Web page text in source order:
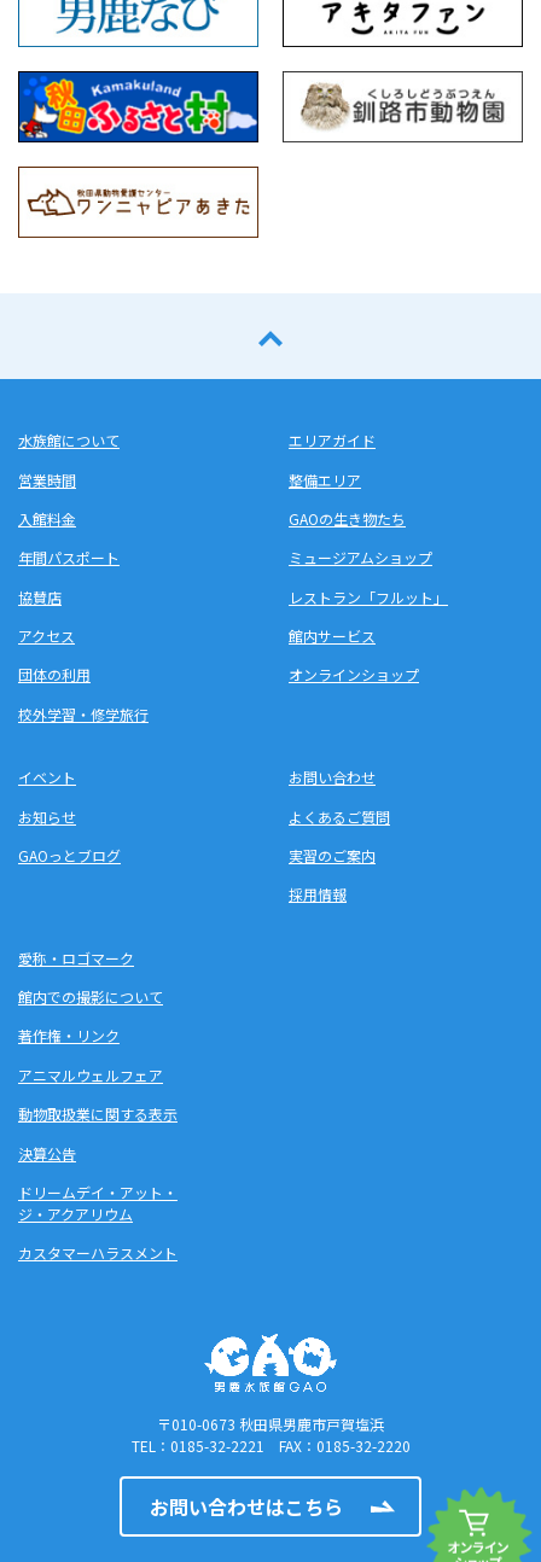
水族館について
営業時間
入館料金
年間パスポート
協賛店
アクセス
団体の利用
校外学習・修学旅行
エリアガイド
整備エリア
GAOの生き物たち
ミュージアムショップ
レストラン「フルット」
館内サービス
オンラインショップ
イベント
お知らせ
GAOっとブログ
お問い合わせ
よくあるご質問
実習のご案内
採用情報
愛称・ロゴマーク
館内での撮影について
著作権・リンク
アニマルウェルフェア
動物取扱業に関する表示
決算公告
ドリームデイ・アット・
ジ・アクアリウム
カスタマーハラスメント
〒010-0673 秋田県男鹿市戸賀塩浜
TEL：0185-32-2221 FAX：0185-32-2220
お問い合わせはこちら